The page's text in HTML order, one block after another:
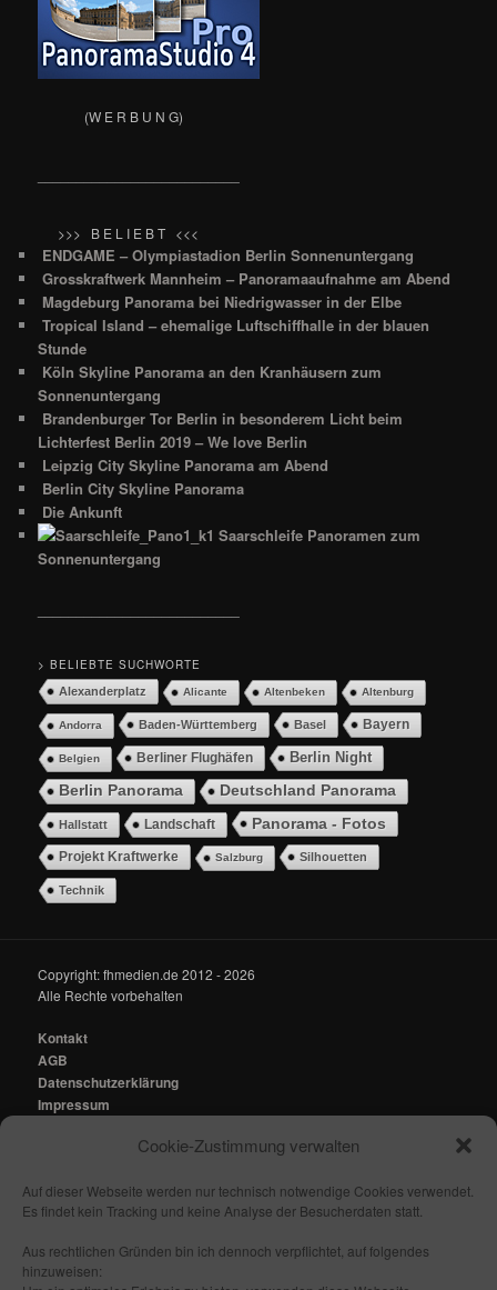
Cookie-Zustimmung verwalten
Auf dieser Webseite werden nur technisch notwendige Cookies verwendet.
Es findet kein Tracking und keine Analyse der Besucherdaten statt.
Aus rechtlichen Gründen bin ich dennoch verpflichtet, auf folgendes
hinzuweisen:
(W E R B U N G)
>>> B E L I E B T <<<
ENDGAME – Olympiastadion Berlin Sonnenuntergang
Grosskraftwerk Mannheim – Panoramaaufnahme am Abend
Magdeburg Panorama bei Niedrigwasser in der Elbe
Tropical Island – ehemalige Luftschiffhalle in der blauen
Stunde
Köln Skyline Panorama an den Kranhäusern zum
Sonnenuntergang
Brandenburger Tor Berlin in besonderem Licht beim
Lichterfest Berlin 2019 – We love Berlin
Leipzig City Skyline Panorama am Abend
Berlin City Skyline Panorama
Die Ankunft
Saarschleife Panoramen zum
Sonnenuntergang
> BELIEBTE SUCHWORTE
Alexanderplatz Alicante Altenbeken Altenburg
Andorra Baden-Württemberg Basel Bayern
Belgien Berliner Flughäfen
Berlin Night
Berlin Panorama
Deutschland Panorama
Hallstatt Landschaft Panorama - Fotos
Projekt Kraftwerke Salzburg Silhouetten
Technik
Copyright: fhmedien.de 2012 - 2026
Alle Rechte vorbehalten
Kontakt
AGB
Datenschutzerklärung
Impressum
mail@fhmedien.de
Nach oben/ Seitenanfang